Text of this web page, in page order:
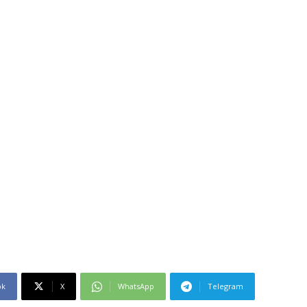
X WhatsApp Telegram